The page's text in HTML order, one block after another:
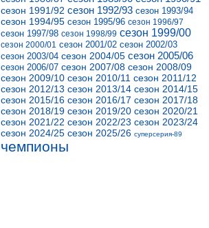
сезон 1991/92 сезон 1992/93 сезон 1993/94
сезон 1994/95 сезон 1995/96 сезон 1996/97
сезон 1997/98 сезон 1998/99 сезон 1999/00
сезон 2000/01 сезон 2001/02 сезон 2002/03
сезон 2003/04 сезон 2004/05 сезон 2005/06
сезон 2006/07 сезон 2007/08 сезон 2008/09
сезон 2009/10 сезон 2010/11 сезон 2011/12
сезон 2012/13 сезон 2013/14 сезон 2014/15
сезон 2015/16 сезон 2016/17 сезон 2017/18
сезон 2018/19 сезон 2019/20 сезон 2020/21
сезон 2021/22 сезон 2022/23 сезон 2023/24
сезон 2024/25 сезон 2025/26 суперсерия-89
чемпионы